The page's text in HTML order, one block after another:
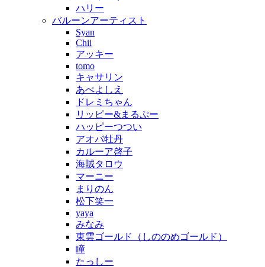
ハリー
バルーンアーティスト
Syan
Chii
アッキー
tomo
キャサリン
あべよしえ
ドレミちゃん
リッピー&まるぷー
ハッピーつつい
アオバ牡丹
カルーア啓子
海賊タロウ
マーニー
まりのん
松下笑一
yaya
みなみ
東雲ゴールド（しののめゴールド）
瞳
たっしー